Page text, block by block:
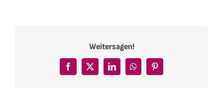
Weitersagen!
Facebook
X LinkedInWhatsAppPinterest